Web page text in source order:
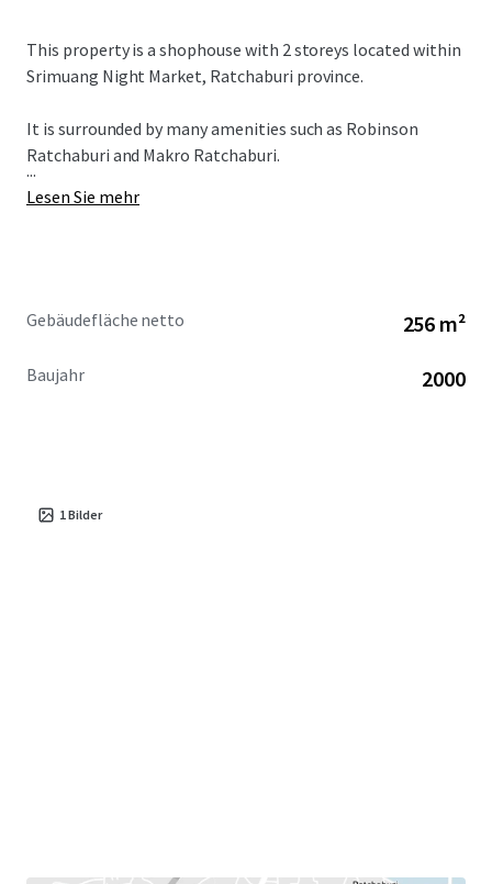
This property is a shophouse with 2 storeys located within
Srimuang Night Market, Ratchaburi province.
It is surrounded by many amenities such as Robinson
Ratchaburi and Makro Ratchaburi.
...
Lesen Sie mehr
Gebäudefläche netto 256 m²
Baujahr 2000
1Bilder